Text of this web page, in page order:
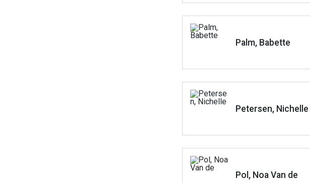
Palm, Babette
Petersen, Nichelle
Pol, Noa Van de